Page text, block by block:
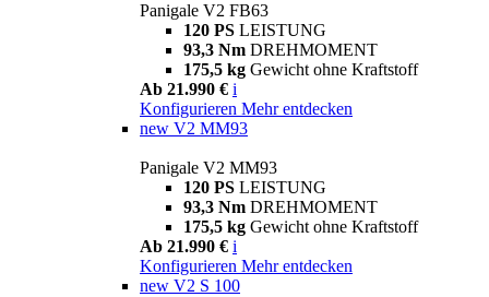
Panigale V2 FB63
120 PS LEISTUNG
93,3 Nm DREHMOMENT
175,5 kg Gewicht ohne Kraftstoff
Ab 21.990 € i
Konfigurieren Mehr entdecken
new V2 MM93
Panigale V2 MM93
120 PS LEISTUNG
93,3 Nm DREHMOMENT
175,5 kg Gewicht ohne Kraftstoff
Ab 21.990 € i
Konfigurieren Mehr entdecken
new V2 S 100